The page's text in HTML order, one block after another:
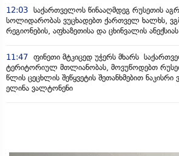
12:03 საქართველოს წინააღმდეგ რუსეთის
სოლიდარობას ვუცხადებთ ქართველ ხალხს,
რეგიონების, აფხაზეთისა და ცხინვალის
11:47 ფინეთი მტკიცედ უჭერს მხარს
ტერიტორიულ მთლიანობას, მოვუწოდებთ
წლის ცეცხლის შეწყვეტის შეთანხმებით
ელინა ვალტონენი